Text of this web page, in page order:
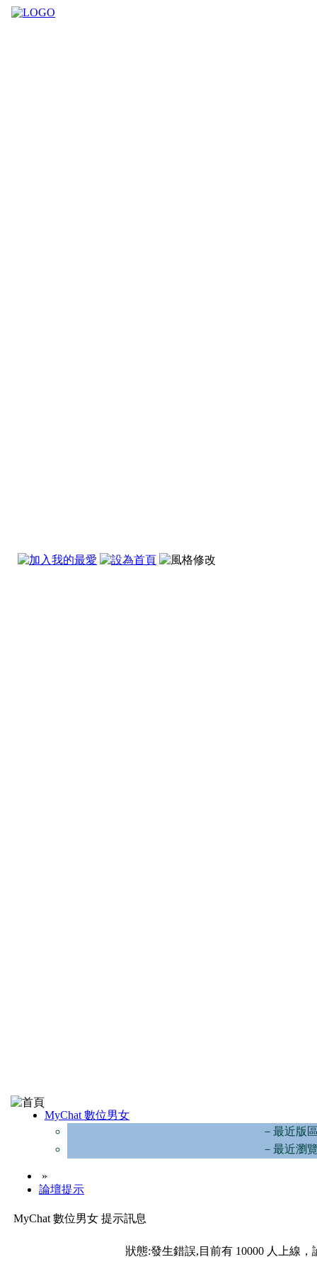
MyChat 數位男女
－最近版
－最近瀏
»
論壇提示
MyChat 數位男女 提示訊息
狀態:發生錯誤,目前有 10000 人上線